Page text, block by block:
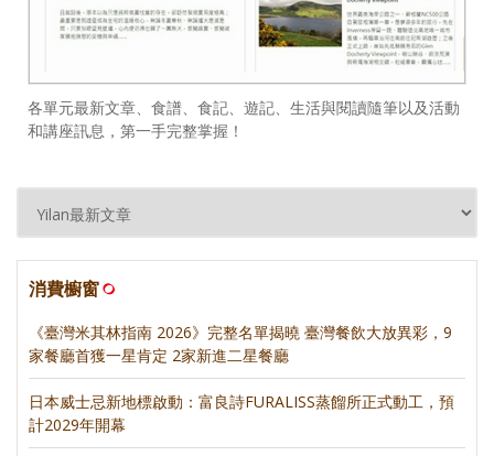
各單元最新文章、食譜、食記、遊記、生活與閱讀隨筆以及活動
和講座訊息，第一手完整掌握！
消費櫥窗
《臺灣米其林指南 2026》完整名單揭曉 臺灣餐飲大放異彩，9
家餐廳首獲一星肯定 2家新進二星餐廳
日本威士忌新地標啟動：富良詩FURALISS蒸餾所正式動工，預
計2029年開幕